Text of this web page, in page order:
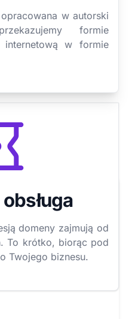
w autorski
formie
internetową w formie
domeny zajmują od
To krótko, biorąc pod
Twojego biznesu.